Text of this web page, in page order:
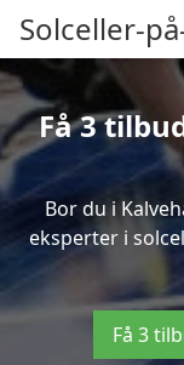
Solceller-
Få 3
Bor du i
eksperter i
Få 3